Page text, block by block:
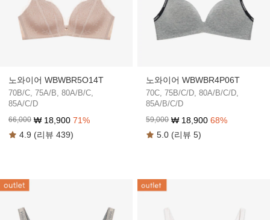
노와이어 WBWBR5O14T
70B/C, 75A/B, 80A/B/C,
85A/C/D
66,000 ₩ 18,900 71%
4.9 (리뷰 439)
노와이어 WBWBR4P06T
70C, 75B/C/D, 80A/B/C/D,
85A/B/C/D
59,000 ₩ 18,900 68%
5.0 (리뷰 5)